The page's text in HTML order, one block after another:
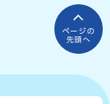
ページの
先頭へ